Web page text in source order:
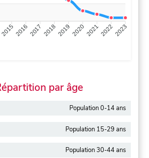
201520162017 20182019 2020202120222023
par âge
Population 0-14 ans
Population 15-29 ans
Population 30-44 ans